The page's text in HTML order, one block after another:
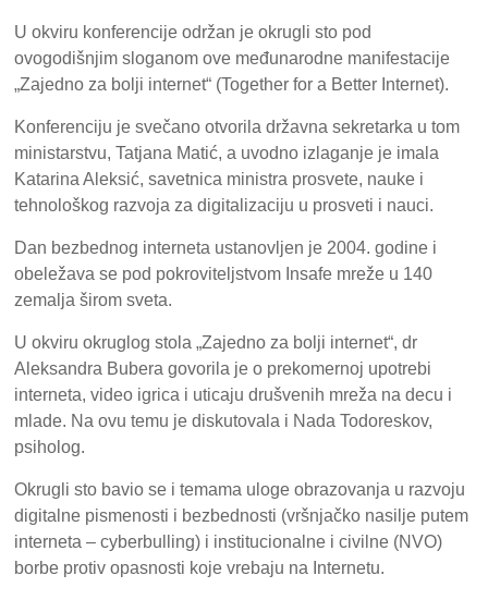
U okviru konferencije održan je okrugli sto pod
ovogodišnjim sloganom ove međunarodne manifestacije
„Zajedno za bolji internet“ (Together for a Better Internet).
Konferenciju je svečano otvorila državna sekretarka u tom
ministarstvu, Tatjana Matić, a uvodno izlaganje je imala
Katarina Aleksić, savetnica ministra prosvete, nauke i
tehnološkog razvoja za digitalizaciju u prosveti i nauci.
Dan bezbednog interneta ustanovljen je 2004. godine i
obeležava se pod pokroviteljstvom Insafe mreže u 140
zemalja širom sveta.
U okviru okruglog stola „Zajedno za bolji internet“, dr
Aleksandra Bubera govorila je o prekomernoj upotrebi
interneta, video igrica i uticaju drušvenih mreža na decu i
mlade. Na ovu temu je diskutovala i Nada Todoreskov,
psiholog.
Okrugli sto bavio se i temama uloge obrazovanja u razvoju
digitalne pismenosti i bezbednosti (vršnjačko nasilje putem
interneta – cyberbulling) i institucionalne i civilne (NVO)
borbe protiv opasnosti koje vrebaju na Internetu.